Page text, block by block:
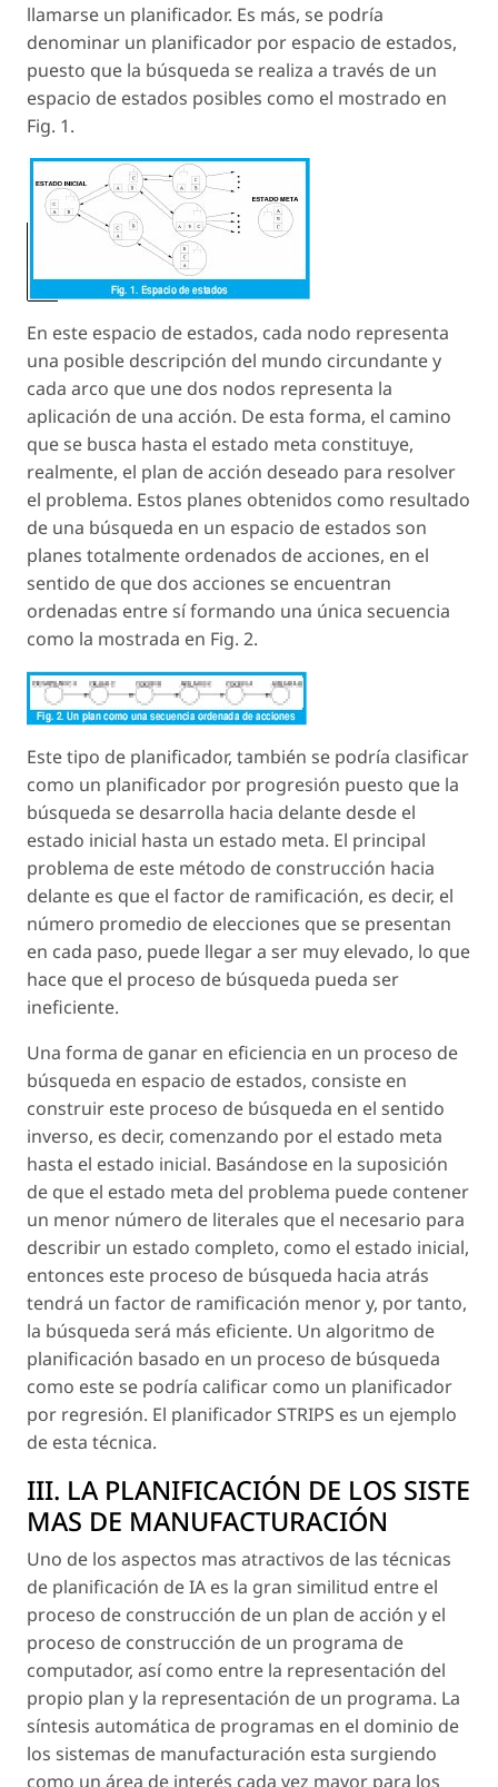
llamarse un planificador. Es más, se podría
denominar un planificador por espacio de estados,
puesto que la búsqueda se realiza a través de un
espacio de estados posibles como el mostrado en
Fig. 1.
En este espacio de estados, cada nodo representa
una posible descripción del mundo circundante y
cada arco que une dos nodos representa la
aplicación de una acción. De esta forma, el camino
que se busca hasta el estado meta constituye,
realmente, el plan de acción deseado para resolver
el problema. Estos planes obtenidos como resultado
de una búsqueda en un espacio de estados son
planes totalmente ordenados de acciones, en el
sentido de que dos acciones se encuentran
ordenadas entre sí formando una única secuencia
como la mostrada en Fig. 2.
Este tipo de planificador, también se podría clasificar
como un planificador por progresión puesto que la
búsqueda se desarrolla hacia delante desde el
estado inicial hasta un estado meta. El principal
problema de este método de construcción hacia
delante es que el factor de ramificación, es decir, el
número promedio de elecciones que se presentan
en cada paso, puede llegar a ser muy elevado, lo que
hace que el proceso de búsqueda pueda ser
ineficiente.
Una forma de ganar en eficiencia en un proceso de
búsqueda en espacio de estados, consiste en
construir este proceso de búsqueda en el sentido
inverso, es decir, comenzando por el estado meta
hasta el estado inicial. Basándose en la suposición
de que el estado meta del problema puede contener
un menor número de literales que el necesario para
describir un estado completo, como el estado inicial,
entonces este proceso de búsqueda hacia atrás
tendrá un factor de ramificación menor y, por tanto,
la búsqueda será más eficiente. Un algoritmo de
planificación basado en un proceso de búsqueda
como este se podría calificar como un planificador
por regresión. El planificador STRIPS es un ejemplo
de esta técnica.
III. LA PLANIFICACIÓN DE LOS SISTE
MAS DE MANUFACTURACIÓN
Uno de los aspectos mas atractivos de las técnicas
de planificación de IA es la gran similitud entre el
proceso de construcción de un plan de acción y el
proceso de construcción de un programa de
computador, así como entre la representación del
propio plan y la representación de un programa. La
síntesis automática de programas en el dominio de
los sistemas de manufacturación esta surgiendo
como un área de interés cada vez mayor para los